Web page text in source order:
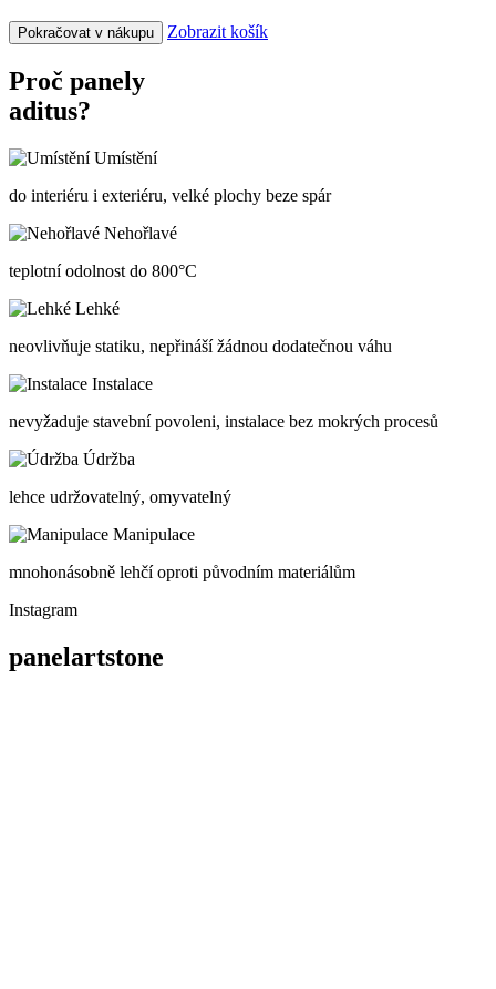
Pokračovat v nákupu Zobrazit košík
Proč panely
aditus?
Umístění
do interiéru i exteriéru, velké plochy beze spár
Nehořlavé
teplotní odolnost do 800°C
Lehké
neovlivňuje statiku, nepřináší žádnou dodatečnou váhu
Instalace
nevyžaduje stavební povoleni, instalace bez mokrých procesů
Údržba
lehce udržovatelný, omyvatelný
Manipulace
mnohonásobně lehčí oproti původním materiálům
Instagram
panelartstone